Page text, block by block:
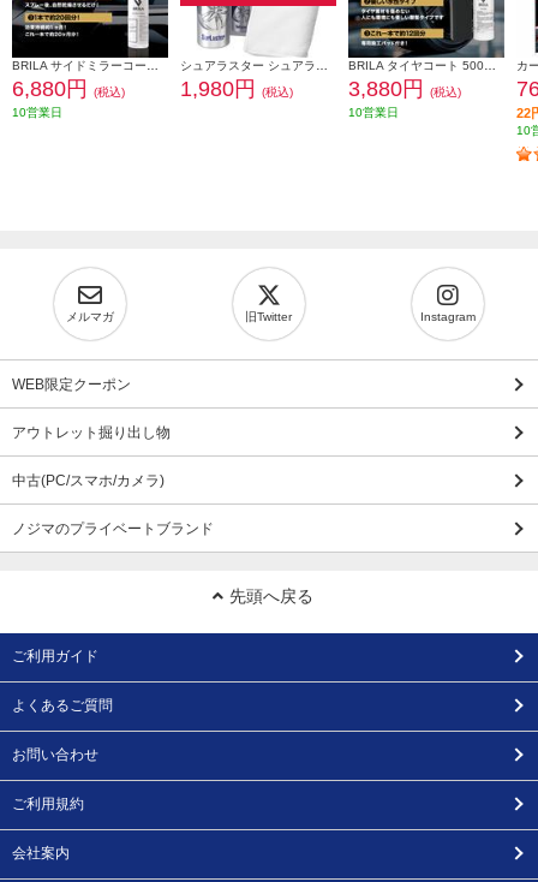
6,880円
(税込)
10営業日
1,980円 (税込) 3,880円
(税込)
10営業日
22
10
メルマガ 旧Twitter Instagram
WEB限定クーポン
アウトレット掘り出し物
中古(PC/スマホ/カメラ)
ノジマのプライベートブランド
先頭へ戻る
ご利用ガイド
よくあるご質問
お問い合わせ
ご利用規約
会社案内